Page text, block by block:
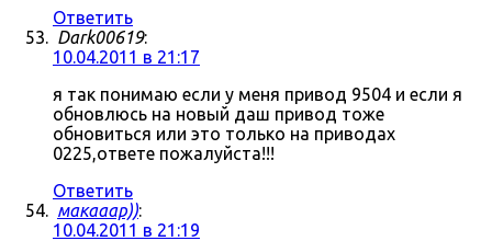
Ответить
Dark00619:
10.04.2011 в 21:17
я так понимаю если у меня привод 9504 и если я
обновлюсь на новый даш привод тоже
обновиться или это только на приводах
0225,ответе пожалуйста!!!
Ответить
макааар)):
10.04.2011 в 21:19